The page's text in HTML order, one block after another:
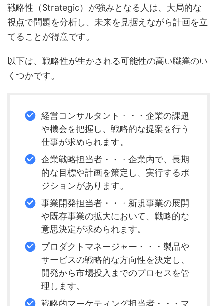
戦略性（Strategic）が強みとなる人は、大局的な
視点で問題を分析し、未来を見据えながら計画を立
てることが得意です。
以下は、戦略性が生かされる可能性の高い職業のい
くつかです。
経営コンサルタント・・・企業の課題
や機会を把握し、戦略的な提案を行う
仕事が求められます。
企業戦略担当者・・・企業内で、長期
的な目標や計画を策定し、実行するポ
ジションがあります。
事業開発担当者・・・新規事業の展開
や既存事業の拡大において、戦略的な
意思決定が求められます。
プロダクトマネージャー・・・製品や
サービスの戦略的な方向性を決定し、
開発から市場投入までのプロセスを管
理します。
戦略的マーケティング担当者・・・マ